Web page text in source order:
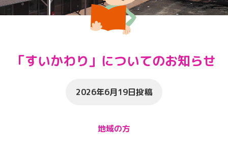
「すいかわり」についてのお知らせ
2026年6月19日投稿
地域の方